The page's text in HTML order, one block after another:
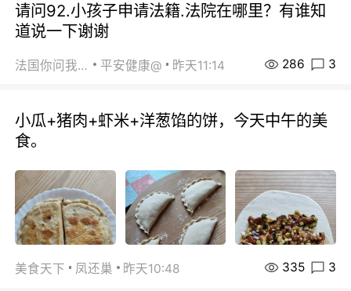
请问92.小孩子申请法籍.法院在哪里？有谁知
道说一下谢谢
法国你问我答 平安健康@ 昨天11:14 286 3
小瓜+猪肉+虾米+洋葱馅的饼，今天中午的美
食。
美食天下 凤还巢 昨天10:48 335 3